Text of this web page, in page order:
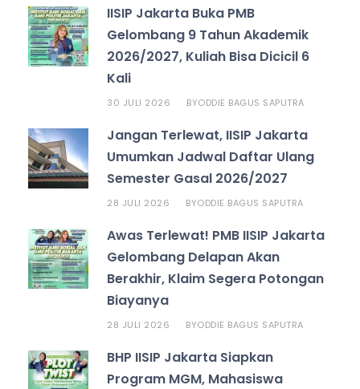
IISIP Jakarta Buka PMB
Gelombang 9 Tahun Akademik
2026/2027, Kuliah Bisa Dicicil 6
Kali
30 JULI 2026 BYODDIE BAGUS SAPUTRA
Jangan Terlewat, IISIP Jakarta
Umumkan Jadwal Daftar Ulang
Semester Gasal 2026/2027
28 JULI 2026 BYODDIE BAGUS SAPUTRA
Awas Terlewat! PMB IISIP Jakarta
Gelombang Delapan Akan
Berakhir, Klaim Segera Potongan
Biayanya
28 JULI 2026 BYODDIE BAGUS SAPUTRA
BHP IISIP Jakarta Siapkan
Program MGM, Mahasiswa